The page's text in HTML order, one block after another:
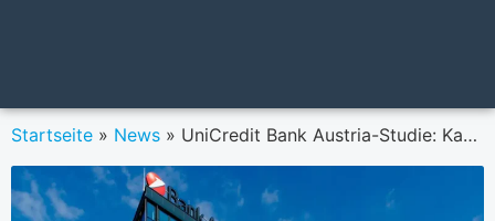
Startseite » News » UniCredit Bank Austria-Studie: Kaufkraft fast auf Vorkrisenniveau – Konsum bleibt dennoch verhalten